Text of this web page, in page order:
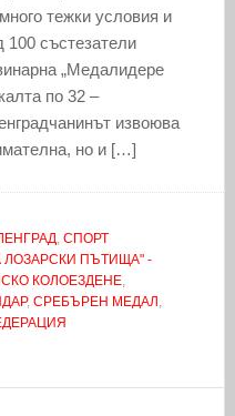
тежки условия и
състезатели
„Медалидере
по 32 –
извоюва
но и […]
, СПОРТ
ЛОЗАРСКИ ПЪТИЩА" -
КОЛОЕЗДЕНЕ,
, СРЕБЪРЕН МЕДАЛ ,